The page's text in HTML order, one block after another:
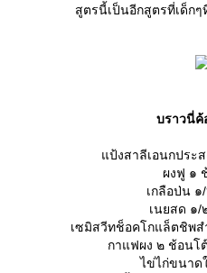
สูตรนี้เป็นอีกสูตรที่เด็ก
บราวนี่ค้
ป้งสาลีเอนกประ
ผงฟู ๑
เกลือป่น
เนยสด ๑/
เซมิสวีทช็อคโกแล็ตชิพ
กาแฟผง ๒ ช้อนโ
ไข่ไก่ขนาด